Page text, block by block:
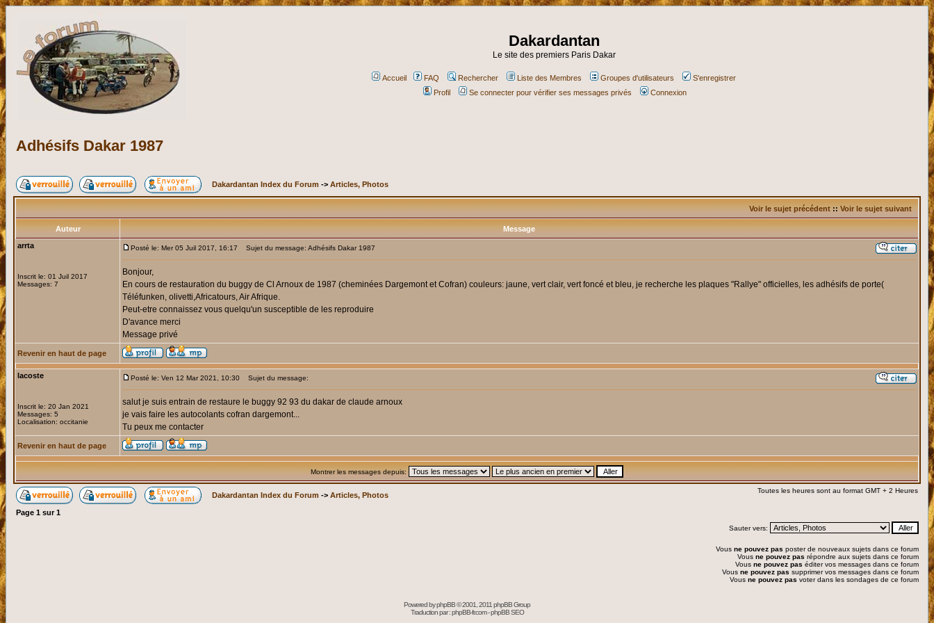
Dakardantan
Le site des premiers Paris Dakar
Accueil FAQ Rechercher Liste des Membres Groupes d'utilisateurs
S'enregistrer
Profil
Se connecter pour vérifier ses messages privés Connexion
Adhésifs Dakar 1987
Dakardantan Index du Forum -> Articles, Photos
Voir le sujet précédent :: Voir le sujet suivant
Auteur
Message
arrta
Inscrit le: 01 Juil 2017
Messages: 7
Posté le: Mer 05 Juil 2017, 16:17 Sujet du message: Adhésifs Dakar 1987
Bonjour,
En cours de restauration du buggy de Cl Arnoux de 1987 (cheminées Dargemont et Cofran) couleurs: jaune, vert clair, vert foncé et bleu, je recherche les plaques "Rallye" officielles, les adhésifs de porte(
Téléfunken, olivetti,Africatours, Air Afrique.
Peut-etre connaissez vous quelqu'un susceptible de les reproduire
D'avance merci
Message privé
Revenir en haut de page
lacoste
Inscrit le: 20 Jan 2021
Messages: 5
Localisation: occitanie
Posté le: Ven 12 Mar 2021, 10:30 Sujet du message:
salut je suis entrain de restaure le buggy 92 93 du dakar de claude arnoux
je vais faire les autocolants cofran dargemont...
Tu peux me contacter
Revenir en haut de page
Montrer les messages depuis:
Dakardantan Index du Forum -> Articles, Photos
Toutes les heures sont au format GMT + 2 Heures
Page 1 sur1
Sauter vers:
Vous ne pouvez pas poster de nouveaux sujets dans ce forum
Vous ne pouvez pas répondre aux sujets dans ce forum
Vous ne pouvez pas éditer vos messages dans ce forum
Vous ne pouvez pas supprimer vos messages dans ce forum
Vous ne pouvez pas voter dans les sondages de ce forum
Powered byphpBB© 2001, 2011 phpBB Group
Traduction par :phpBB-fr.com-phpBB SEO